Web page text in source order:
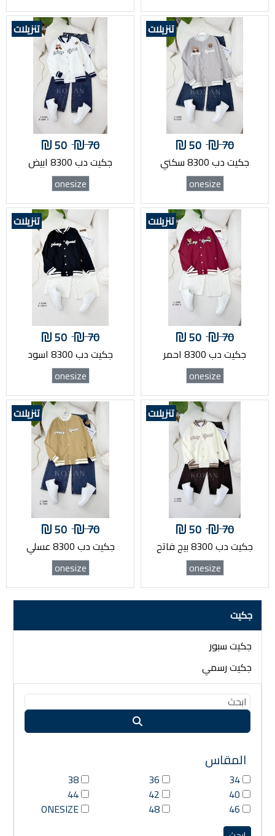
تنزيلات
70
50
جكيت دب 8300 سكني
onesize
تنزيلات
70
50
جكيت دب 8300 ابيض
onesize
تنزيلات
70
50
جكيت دب 8300 احمر
onesize
تنزيلات
70
50
جكيت دب 8300 اسود
onesize
تنزيلات
70
50
جكيت دب 8300 بيج فاتح
onesize
تنزيلات
70
50
جكيت دب 8300 عسلي
onesize
جكيت
جكيت سبور
جكيت رسمي
المقاس
38
44
48
ONESIZE